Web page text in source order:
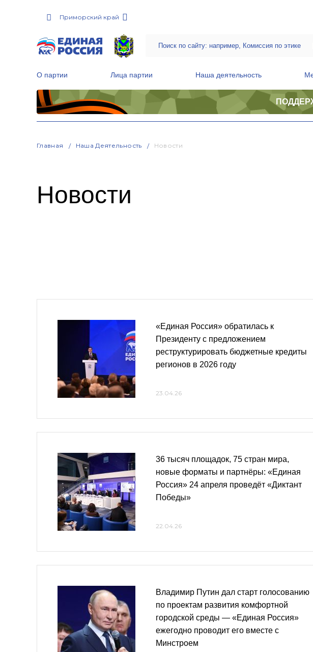
Приморский край
О партии Лица партии Наша деятельность
Главная Наша Деятельность Новости
Новости
«Единая Россия» обратилась к
Президенту с предложением
реструктурировать бюджетные кредиты
регионов в 2026 году
23.04.26
36 тысяч площадок, 75 стран мира,
новые форматы и партнёры: «Единая
Россия» 24 апреля проведёт «Диктант
Победы»
22.04.26
Владимир Путин дал старт голосованию
по проектам развития комфортной
городской среды — «Единая Россия»
ежегодно проводит его вместе с
Минстроем